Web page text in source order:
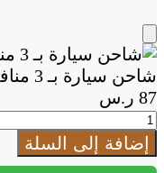
Add
to
Cart
شاحن سيارة بـ 3 منافذ
87 ر.س
كمية
شاحن
سيارة
إضافة إلى السلة